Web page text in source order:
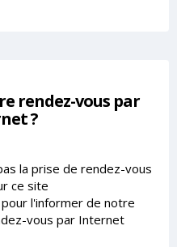
rendez-vous par
?
la prise de rendez-vous
ce site
l'informer de notre
vous par Internet